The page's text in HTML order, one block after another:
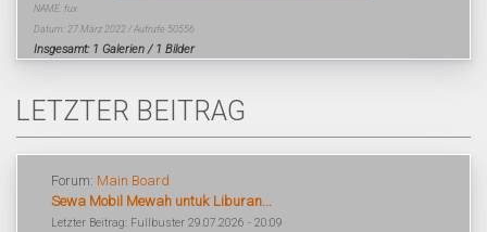
NAME: fux
Datum: 27.März 2022 / Aufrufe 50556
Insgesamt: 1 Galerien / 1 Bilder
LETZTER BEITRAG
Forum: Main Board
Sewa Mobil Mewah untuk Liburan...
Letzter Beitrag: Fullbuster 29.07.2026 - 20:09